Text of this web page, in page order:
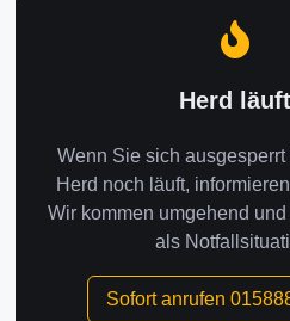
Herd läuft
Wenn Sie sich
Herd noch läuft,
Wir kommen umgehend
als
Sofort anrufen